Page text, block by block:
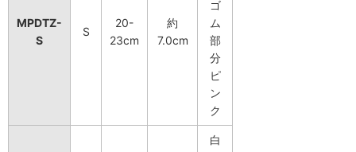
MPDTZ-
S
S
20-
23cm
約
7.0cm
ゴ
ム
部
分
ピ
ン
ク
白